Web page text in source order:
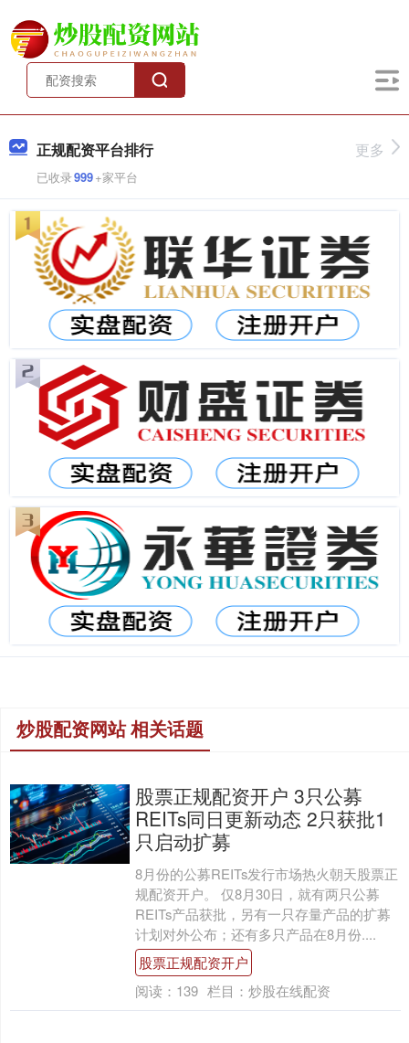
正规配资平台排行
已收录999+家平台
更多
炒股配资网站 相关话题
股票正规配资开户 3只公募
REITs同日更新动态 2只获批1
只启动扩募
8月份的公募REITs发行市场热火朝天股票正
规配资开户。 仅8月30日，就有两只公募
REITs产品获批，另有一只存量产品的扩募
计划对外公布；还有多只产品在8月份....
股票正规配资开户
阅读： 139 栏目： 炒股在线配资